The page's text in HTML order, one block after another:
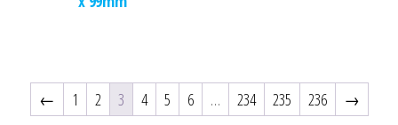
← 1 2 3 4 5 6 … 234 235 236 →